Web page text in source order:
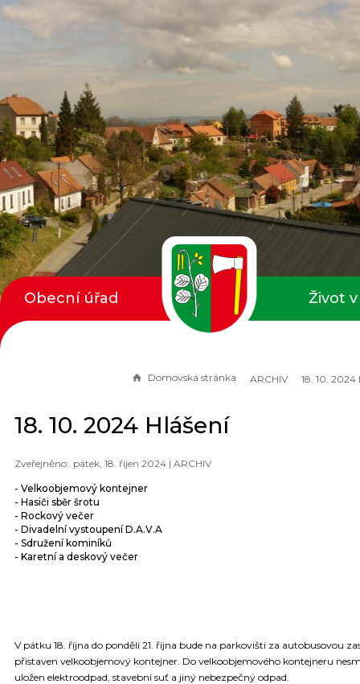
Domovská stránka ARCHIV 18. 10. 2024
18. 10. 2024 Hlášení
pátek, 18. říjen 2024 | ARCHIV
- Velkoobjemový kontejner
- Hasiči sběr šrotu
- Rockový večer
- Divadelní vystoupení D.A.V.A
- Sdružení kominíků
- Karetní a deskový večer
V pátku 18. října do pondělí 21. října bude na parkovišti za autobusovou
přistaven velkoobjemový kontejner. Do velkoobjemového kontejneru
uložen elektroodpad, stavební suť a jiný nebezpečný odpad.
Obecní úřad Život